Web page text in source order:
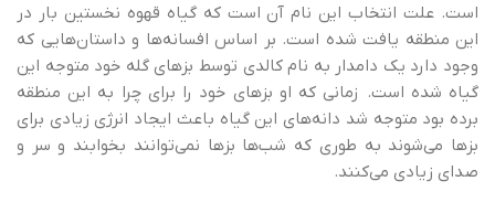
است. علت انتخاب این نام آن است که گیاه قهوه نخستین بار در
این منطقه یافت شده است. بر اساس افسانه‌ها و داستان‌هایی که
وجود دارد یک دامدار به نام کالدی توسط بزهای گله خود متوجه این
گیاه شده است. زمانی که او بزهای خود را برای چرا به این منطقه
برده بود متوجه شد دانه‌های این گیاه باعث ایجاد انرژی زیادی برای
بزها می‌شوند به طوری که شب‌ها بزها نمی‌توانند بخوابند و سر و
صدای زیادی می‌کنند.